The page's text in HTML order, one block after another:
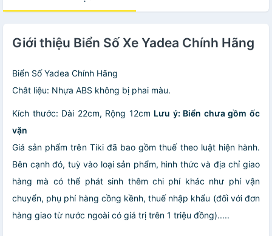
Giới thiệu Biển Số Xe Yadea Chính Hãng
Biển Số Yadea Chính Hãng
Chât liệu: Nhựa ABS không bị phai màu.
Kích thước: Dài 22cm, Rộng 12cm Lưu ý: Biển chưa gồm ốc
vặn
Giá sản phẩm trên Tiki đã bao gồm thuế theo luật hiện hành.
Bên cạnh đó, tuỳ vào loại sản phẩm, hình thức và địa chỉ giao
hàng mà có thể phát sinh thêm chi phí khác như phí vận
chuyển, phụ phí hàng cồng kềnh, thuế nhập khẩu (đối với đơn
hàng giao từ nước ngoài có giá trị trên 1 triệu đồng).....